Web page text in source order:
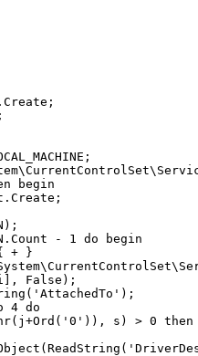
begin
- 1 do begin
+ }
False);
4 do
s) > 0 then